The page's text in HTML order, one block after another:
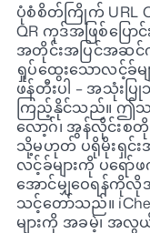
ပုံစံစိတ်ကြိုက်
QR ကုဒ်အဖြစ်ပြေ
အတိုင်းအပြင်အဆင်
ရှုပ်ထွေးသောလင့်ခ်မ
ဖန်တီးပါ – အသုံးပ
ကြည့်နိုင်သည်။ ဤသ
လော့ဂ်၊ အွန်လိုင်းစတို
သို့မဟုတ် ပရိုမိုးရှင်း
လင့်ခ်များကို ပရေ
အောင်မျှဝေရန်ကို
သင့်တော်သည်။
များကို အခမဲ့၊ အ